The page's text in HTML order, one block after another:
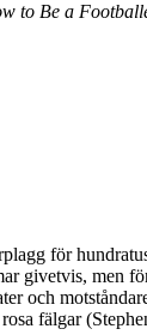
to Be a
för
givetvis,
och
fälgar